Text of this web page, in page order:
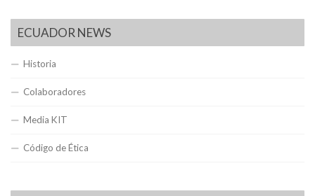
ECUADOR NEWS
Historia
Colaboradores
Media KIT
Código de Ética